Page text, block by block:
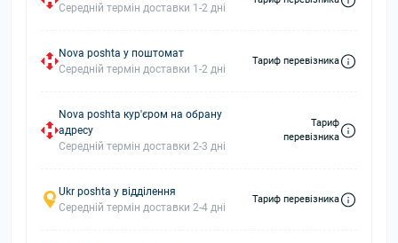
Середній термін доставки 1-2 дні
Nova poshta у поштомат
Середній термін доставки 1-2 дні
Тариф перевізника
Nova poshta кур'єром на обрану
адресу
Середній термін доставки 2-3 дні
Тариф
перевізника
Ukr poshta у відділення
Середній термін доставки 2-4 дні
Тариф перевізника